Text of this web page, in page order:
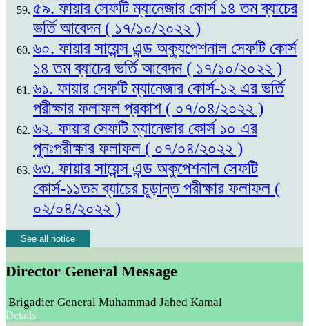
৫৯. ফায়ার সেফটি ম্যানেজার কোর্স ১৪ তম ব্যাচের
ভর্তি আবেদন ( ১৭/১০/২০২২ )
৬০. ফায়ার সায়েন্স এন্ড অক্যুপেশনাল সেফটি কোর্স
১৪ তম ব্যাচের ভর্তি আবেদন ( ১৭/১০/২০২২ )
৬১. ফায়ার সেফটি ম্যানেজার কোর্স-১২ এর ভর্তি
পরীক্ষার ফলাফল প্রকাশ ( ০৭/০৪/২০২২ )
৬২. ফায়ার সেফটি ম্যানেজার কোর্স ১০ এর
পুনঃপরীক্ষার ফলাফল ( ০৭/০৪/২০২২ )
৬৩. ফায়ার সায়েন্স এন্ড অকুপেশনাল সেফটি
কোর্স-১১তম ব্যাচের চূড়ান্ত পরীক্ষার ফলাফল (
০২/০৪/২০২২ )
See all notice
Director General Message
Brigadier General Muhammad Jahed Kamal
Details